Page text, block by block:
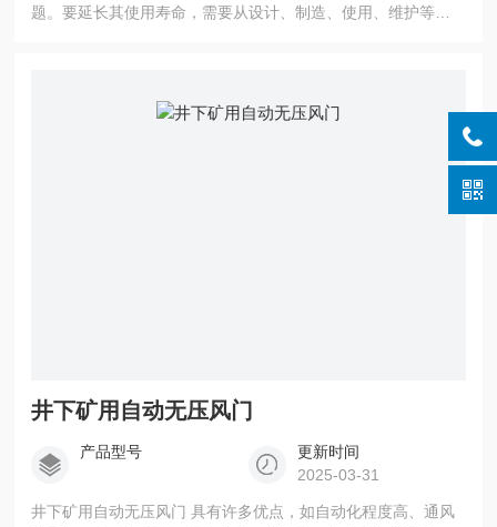
题。要延长其使用寿命，需要从设计、制造、使用、维护等多
井下矿用自动无压风门
产品型号
更新时间
2025-03-31
井下矿用自动无压风门 具有许多优点，如自动化程度高、通风